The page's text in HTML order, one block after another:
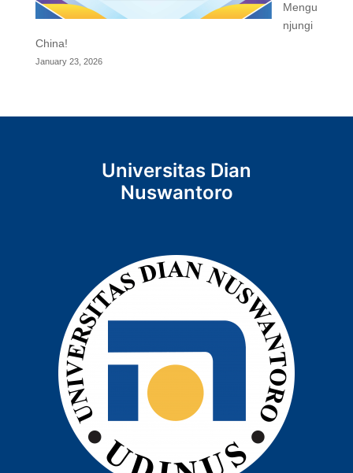
Mengu
njungi
China!
January 23, 2026
Universitas Dian
Nuswantoro